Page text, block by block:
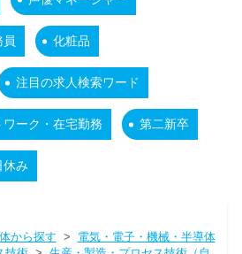
化粧品
注目の求人検索ワード
ワーク・在宅勤務 第二新卒
休み
から探す > 電気・電子・機械・半導体